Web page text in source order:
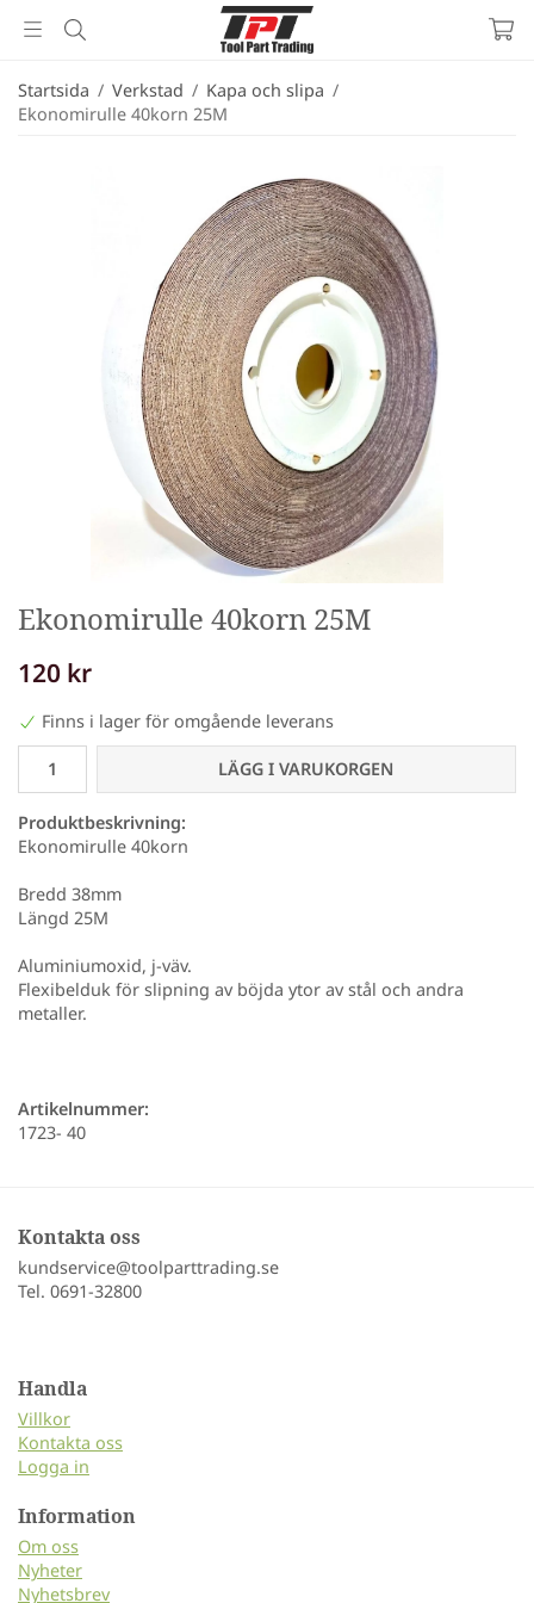
Startsida / Verkstad / Kapa och slipa /
Ekonomirulle 40korn 25M
Ekonomirulle 40korn 25M
120 kr
Finns i lager för omgående leverans
LÄGG I VARUKORGEN
Produktbeskrivning:
Ekonomirulle 40korn
Bredd 38mm
Längd 25M
Aluminiumoxid, j-väv.
Flexibelduk för slipning av böjda ytor av stål och andra
metaller.
Artikelnummer:
1723- 40
Kontakta oss
kundservice@toolparttrading.se
Tel. 0691-32800
Handla
Villkor
Kontakta oss
Logga in
Information
Om oss
Nyheter
Nyhetsbrev